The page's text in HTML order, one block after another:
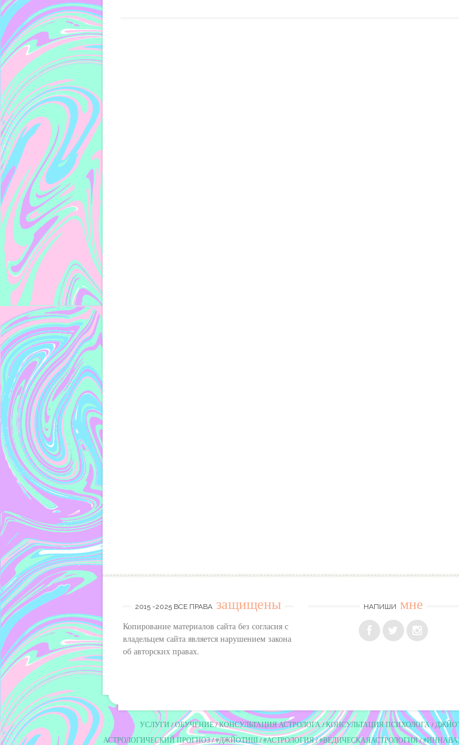
2015 -2025 ВСЕ ПРАВА защищены
Копирование материалов сайта без согласия с
владельцем сайта является нарушением закона
об авторских правах.
НАПИШИ мне
УСЛУГИ ОБУЧЕНИЕ КОНСУЛЬТАЦИЯ АСТРОЛОГА КОНСУЛЬТАЦИЯ ПСИХОЛОГА
АСТРОЛОГИЧЕСКИЙ ПРОГНОЗ #ДЖЙОТИШ #АСТРОЛОГИЯ #ВЕДИЧЕСКАЯАСТРОЛОГИЯ